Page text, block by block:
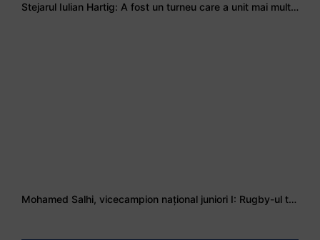
Stejarul Iulian Hartig: A fost un turneu care a unit mai mult echipa
Mohamed Salhi, vicecampion național juniori I: Rugby-ul te învață să accepți și înfrângerile